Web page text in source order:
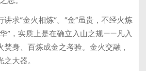
求”金火相炼”。”金”虽贵，不经火炼
”，实质上是在确立入山之规——凡入
身、百炼成金之考验。金火交融，
大器。